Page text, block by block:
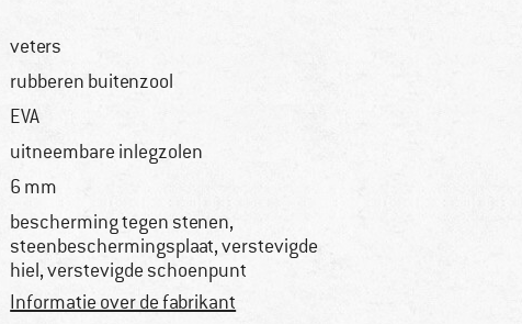
veters
rubberen buitenzool
EVA
uitneembare inlegzolen
6 mm
bescherming tegen stenen,
steenbeschermingsplaat, verstevigde
hiel, verstevigde schoenpunt
Informatie over de fabrikant